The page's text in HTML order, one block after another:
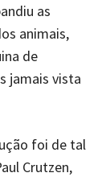
as
animais,
de
jamais vista
foi de tal
Crutzen,